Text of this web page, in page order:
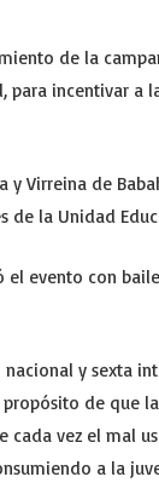
de la
incentivar a
y Virreina de
la Unidad
evento con
y sexta
de que
cada vez el mal
a la